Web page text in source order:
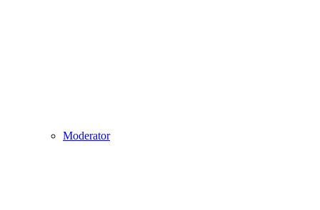
Moderator